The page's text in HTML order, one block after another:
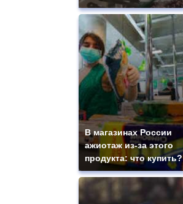
В магазинах России
ажиотаж из-за этого
продукта: что купить?